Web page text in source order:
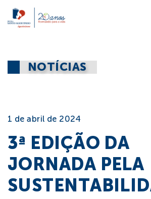
A Escola
Pedagógico
Estude
na ESA
NOTÍCIAS
1 de abril de 2024
3ª EDIÇÃO DA
JORNADA PELA